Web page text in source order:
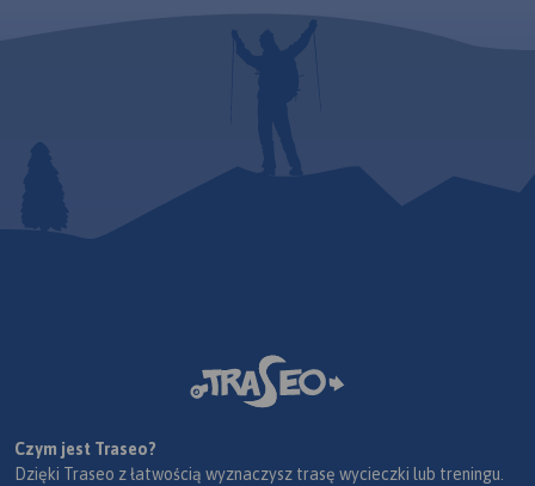
Czym jest Traseo?
Dzięki Traseo z łatwością wyznaczysz trasę wycieczki lub treningu.